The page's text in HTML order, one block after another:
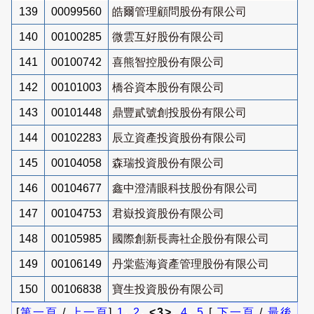
139 00099560 皓爾管理顧問股份有限公司
140 00100285 微雲互好股份有限公司
141 00100742 喜熊智控股份有限公司
142 00101003 橋谷資本股份有限公司
143 00101448 鼎豐貳號創投股份有限公司
144 00102283 辰立資產投資股份有限公司
145 00104058 森瑞投資股份有限公司
146 00104677 鑫中澄清眼科技股份有限公司
147 00104753 君嶽投資股份有限公司
148 00105985 國際創新長壽社企股份有限公司
149 00106149 丹棠藍海資產管理股份有限公司
150 00106838
寶生投資股份有限公司